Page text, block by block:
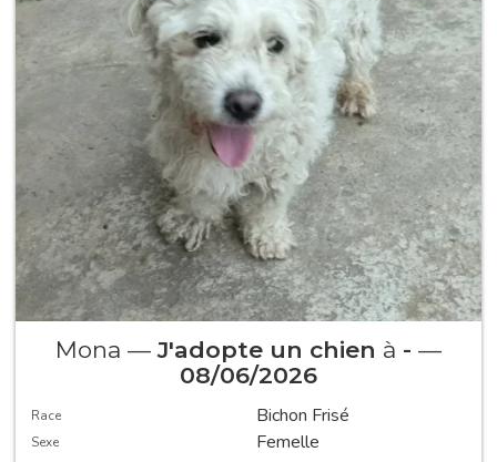
Mona —J'adopte un chien à - —
08/06/2026
Race Bichon Frisé
Sexe Femelle